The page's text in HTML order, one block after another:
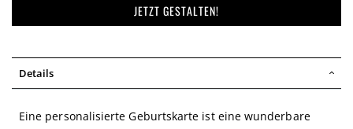
JETZT GESTALTEN!
Details
Eine personalisierte Geburtskarte ist eine wunderbare